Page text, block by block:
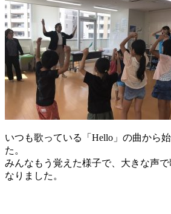
いつも歌っている「Hello」の曲から
た。
みんなもう覚えた様子で、大きな声で
なりました。